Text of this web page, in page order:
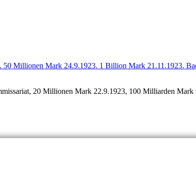
20 Millionen Mark 22.9.1923, 100 Milliarden Mark